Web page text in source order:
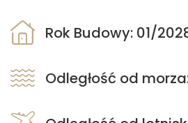
Rok Budowy: 01/
Odległość od